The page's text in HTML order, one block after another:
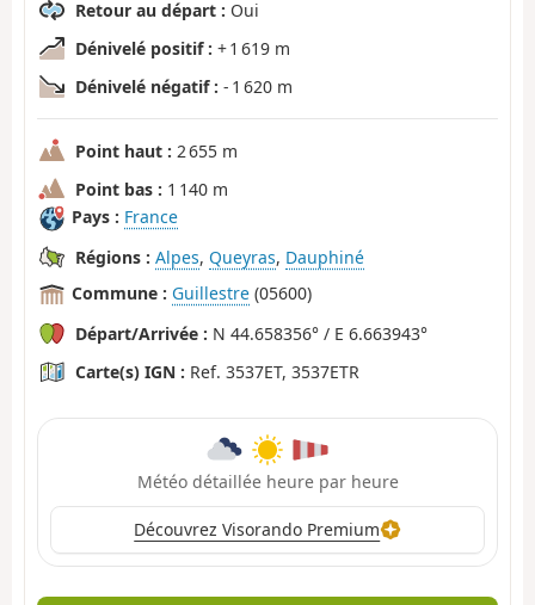
Retour au départ : Oui
Dénivelé positif : + 1 619 m
Dénivelé négatif : - 1 620 m
Point haut : 2 655 m
Point bas : 1 140 m
Pays : France
Régions : Alpes, Queyras, Dauphiné
Commune : Guillestre (05600)
Départ/Arrivée : N 44.658356° / E 6.663943°
Carte(s) IGN : Ref. 3537ET, 3537ETR
Météo détaillée heure par heure
Découvrez Visorando Premium